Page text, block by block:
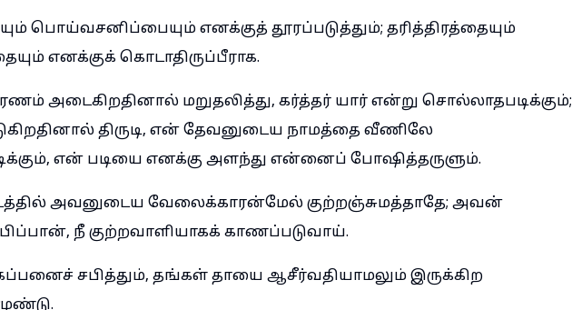
பொய்வசனிப்பையும் எனக்குத் தூரப்படுத்தும்; தரித்திரத்தையும்
எனக்குக் கொடாதிருப்பீராக.
அடைகிறதினால் மறுதலித்து, கர்த்தர் யார் என்று சொல்லாதபடிக்கும்;
திருடி, என் தேவனுடைய நாமத்தை வீணிலே
என் படியை எனக்கு அளந்து என்னைப் போஷித்தருளும்.
அவனுடைய வேலைக்காரன்மேல் குற்றஞ்சுமத்தாதே; அவன்
நீ குற்றவாளியாகக் காணப்படுவாய்.
சபித்தும், தங்கள் தாயை ஆசீர்வதியாமலும் இருக்கிற